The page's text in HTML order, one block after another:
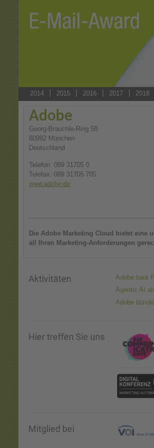
2014 2015 2016 2017 2018
Adobe
Georg-Brauchle-Ring 58
80992 München
Deutschland
Telefon: 089 31705 0
Telefax: 089 31705 705
www.adobe.de
Die Adobe Marketing Cloud bietet eine
all Ihren Marketing-Anforderungen
Aktivitäten
Adobe baut
Agentic AI
Adobe
Hier treffen Sie uns
Mitglied bei